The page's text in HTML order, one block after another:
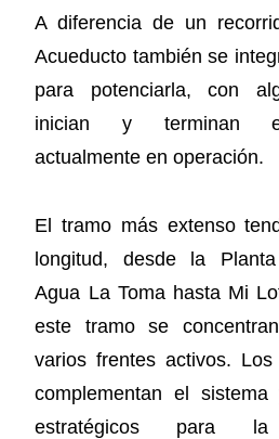
A diferencia de un
Acueducto también se
para potenciarla, con
inician y terminan
actualmente en operación.
El tramo más extenso
longitud, desde la
Agua La Toma hasta Mi
este tramo se
varios frentes activos.
complementan el
estratégicos para